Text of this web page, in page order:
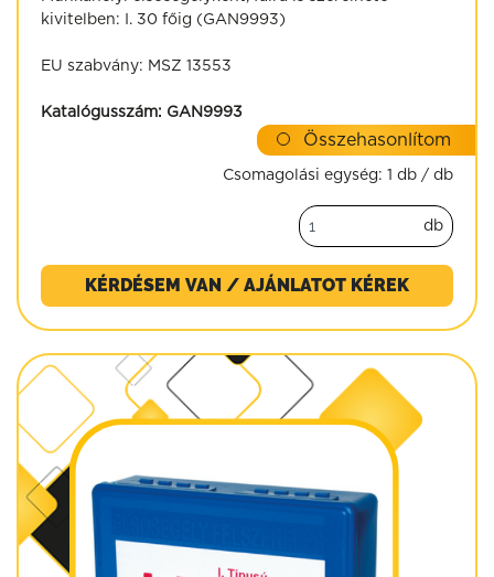
kivitelben: I. 30 főig (GAN9993)
EU szabvány: MSZ 13553
Katalógusszám: GAN9993
Összehasonlítom
Csomagolási egység: 1 db / db
db
KÉRDÉSEM VAN / AJÁNLATOT KÉREK